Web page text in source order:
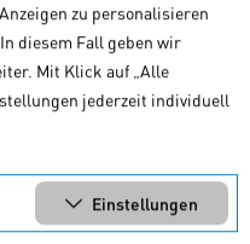
zu personalisieren
diesem Fall geben wir
Mit Klick auf „Alle
jederzeit individuell
Einstellungen
Essay nähert sich der Autor
gesellschaftlichen
neutraler Blick auf
Denn selbst in
der jeweiligen politischen